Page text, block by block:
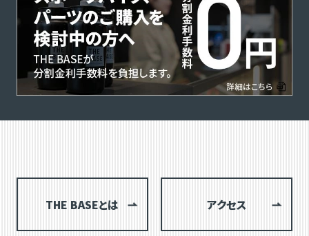
THE BASEとは アクセス